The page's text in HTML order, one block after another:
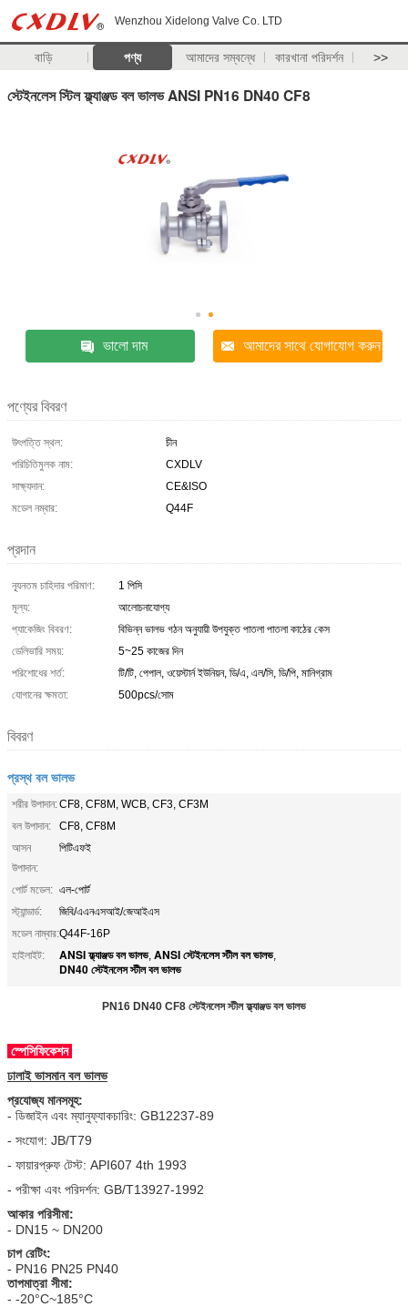
Wenzhou Xidelong Valve Co. LTD
বাড়ি পণ্য আমাদের সম্বন্ধে কারখানা পরিদর্শন >>
স্টেইনলেস স্টিল ফ্ল্যাঞ্জড বল ভালভ ANSI PN16 DN40 CF8
ভালো দাম আমাদের সাথে যোগাযোগ করুন
পণ্যের বিবরণ
উৎপত্তি স্থল:
চীন
পরিচিতিমুলক নাম:
CXDLV
সাক্ষ্যদান:
CE&ISO
মডেল নম্বার:
Q44F
প্রদান
ন্যূনতম চাহিদার পরিমাণ:
1 পিসি
মূল্য:
আলোচনাযোগ্য
প্যাকেজিং বিবরণ:
বিভিন্ন ভালভ গঠন অনুযায়ী উপযুক্ত পাতলা পাতলা কাঠের কেস
ডেলিভারি সময়:
5~25 কাজের দিন
পরিশোধের শর্ত:
টি/টি, পেপাল, ওয়েস্টার্ন ইউনিয়ন, ডি/এ, এল/সি, ডি/পি, মানিগ্রাম
যোগানের ক্ষমতা:
500pcs/সোম
বিবরণ
প্রস্থ বল ভালভ
শরীর উপাদান:CF8, CF8M, WCB, CF3, CF3M
বল উপাদান:
CF8, CF8M
আসন
উপাদান:
পিটিএফই
পোর্ট মডেল: এল-পোর্ট
স্ট্যান্ডার্ড:
জিবি/এএনএসআই/জেআইএস
মডেল নাম্বার:Q44F-16P
হাইলাইট:
ANSI ফ্ল্যাঞ্জড বল ভালভ, ANSI স্টেইনলেস স্টীল বল ভালভ,
DN40 স্টেইনলেস স্টীল বল ভালভ
PN16 DN40 CF8 স্টেইনলেস স্টীল ফ্ল্যাঞ্জড বল ভালভ
স্পেসিফিকেশন
ঢালাই ভাসমান বল ভালভ
প্রযোজ্য মানসমূহ:
- ডিজাইন এবং ম্যানুফ্যাকচারিং: GB12237-89
- সংযোগ: JB/T79
- ফায়ারপ্রুফ টেস্ট: API607 4th 1993
- পরীক্ষা এবং পরিদর্শন: GB/T13927-1992
আকার পরিসীমা:
- DN15 ~ DN200
চাপ রেটিং:
- PN16 PN25 PN40
তাপমাত্রা সীমা:
- -20°C~185°C